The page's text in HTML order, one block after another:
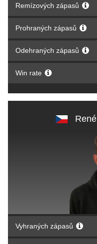
Remízových zápasů
Prohraných zápasů
Odehraných zápasů
Win rate
René
Vyhraných zápasů